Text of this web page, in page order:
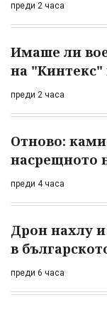
преди 2 часа
Имаше ли
на
преди 2 часа
Отново:
насрещното
преди 4 часа
Дрон нахлу и
в
преди 6 часа